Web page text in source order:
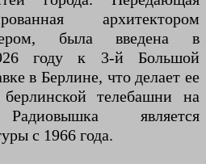
архитектором
была введена в
году к 3-й Большой
в Берлине, что делает ее
телебашни на
Радиовышка является
с 1966 года.